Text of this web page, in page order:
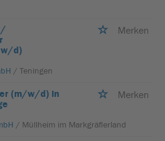
/
d)
Merken
/ Teningen
(m/w/d) in
Merken
/ Müllheim im Markgräflerland